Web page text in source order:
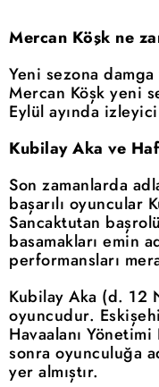
Mercan Köşk ne
Yeni sezona
Mercan Köşk yeni
Eylül ayında izleyici
Kubilay Aka ve
Son zamanlarda
başarılı oyuncular
Sancaktutan
basamakları emin
performansları
Kubilay Aka (d. 12
oyuncudur.
Havaalanı
sonra oyunculuğa
yer almıştır.